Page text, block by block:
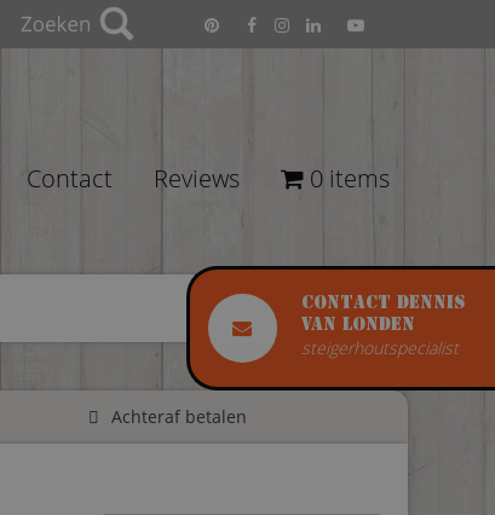
Contact Dennis
van Londen
steigerhoutspecialist
Contact Reviews 0 items
Achteraf betalen